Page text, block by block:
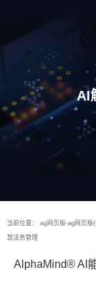
AI
当前位置： ag网页版-ag网页版
慧法务管理
AlphaMind® AI